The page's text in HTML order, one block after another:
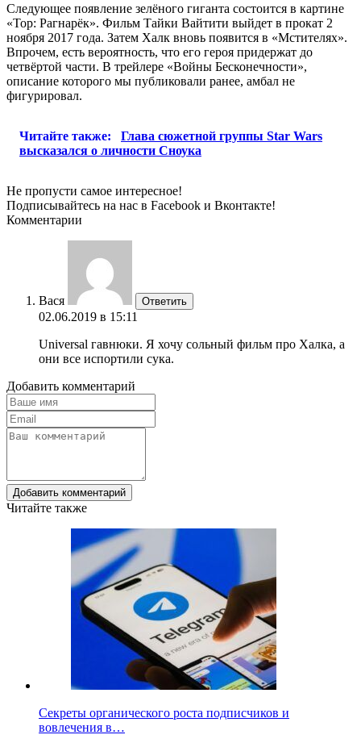
Следующее появление зелёного гиганта состоится в картине
«Тор: Рагнарёк». Фильм Тайки Вайтити выйдет в прокат 2
ноября 2017 года. Затем Халк вновь появится в «Мстителях».
Впрочем, есть вероятность, что его героя придержат до
четвёртой части. В трейлере «Войны Бесконечности»,
описание которого мы публиковали ранее, амбал не
фигурировал.
Читайте также:
Глава сюжетной группы Star Wars
высказался о личности Сноука
Не пропусти самое интересное!
Подписывайтесь на нас в Facebook и Вконтакте!
Комментарии
Вася Ответить
02.06.2019 в 15:11
Universal гавнюки. Я хочу сольный фильм про Халка, а
они все испортили сука.
Добавить комментарий
Добавить комментарий
Читайте также
Секреты органического роста подписчиков и
вовлечения в…